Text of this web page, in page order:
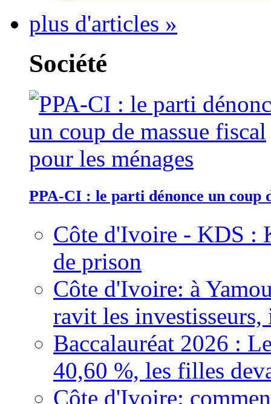
plus d'articles »
Société
PPA-CI : le parti dénonce un coup
Côte d'Ivoire - KDS :
de prison
Côte d'Ivoire: à
ravit les
Baccalauréat 2026 :
40,60 %, les filles
Côte d'Ivoire: